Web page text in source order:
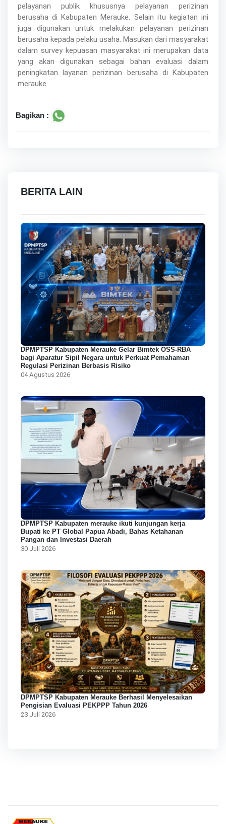
pelayanan publik khususnya pelayanan perizinan
berusaha di Kabupaten Merauke. Selain itu kegiatan ini
juga digunakan untuk melakukan pelayanan perizinan
berusaha kepada pelaku usaha. Masukan dari masyarakat
dalam survey kepuasan masyarakat ini merupakan data
yang akan digunakan sebagai bahan evaluasi dalam
peningkatan layanan perizinan berusaha di Kabupaten
merauke.
Bagikan :
BERITA LAIN
DPMPTSP Kabupaten Merauke Gelar Bimtek OSS-RBA
bagi Aparatur Sipil Negara untuk Perkuat Pemahaman
Regulasi Perizinan Berbasis Risiko
04 Agustus 2026
DPMPTSP Kabupaten merauke ikuti kunjungan kerja
Bupati ke PT Global Papua Abadi, Bahas Ketahanan
Pangan dan Investasi Daerah
30 Juli 2026
DPMPTSP Kabupaten Merauke Berhasil Menyelesaikan
Pengisian Evaluasi PEKPPP Tahun 2026
23 Juli 2026